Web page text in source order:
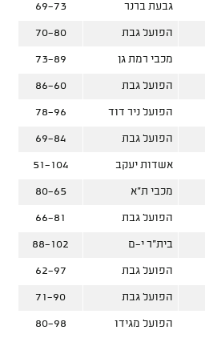
גבעת ברנר 69-73
הפועל גבת 70-80
מכבי רמת גן 73-89
הפועל גבת 86-60
הפועל ניר דוד 78-96
הפועל גבת 69-84
אשדות יעקב 51-104
מכבי ת"א 80-65
הפועל גבת 66-81
בית"ר י-ם 88-102
הפועל גבת 62-97
הפועל גבת 71-90
הפועל מגידו 80-98